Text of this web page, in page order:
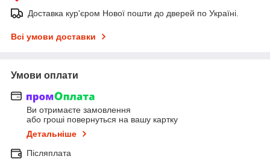
Доставка кур'єром Нової пошти до дверей по Україні.
Всі умови доставки
Умови оплати
Ви отримаєте замовлення
або гроші повернуться на вашу картку
Детальніше
Післяплата